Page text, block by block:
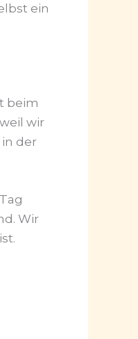
ein
beim
wir
der
Wir